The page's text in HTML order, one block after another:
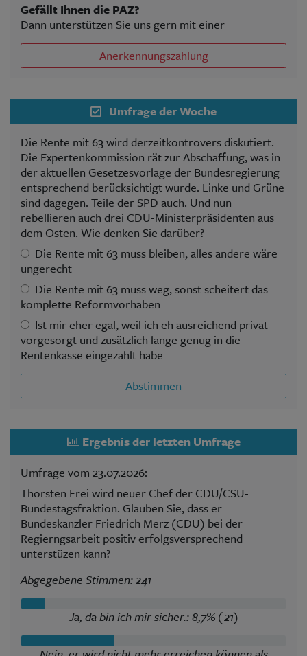
Gefällt Ihnen die PAZ?
Dann unterstützen Sie uns gern mit einer
Anerkennungszahlung
Umfrage der Woche
Die Rente mit 63 wird derzeitkontrovers diskutiert.
Die Expertenkommission rät zur Abschaffung, was in
der aktuellen Gesetzesvorlage der Bundesregierung
entsprechend berücksichtigt wurde. Linke und Grüne
sind dagegen. Teile der SPD auch. Und nun
rebellieren auch drei CDU-Ministerpräsidenten aus
dem Osten. Wie denken Sie darüber?
Die Rente mit 63 muss bleiben, alles andere wäre
ungerecht
Die Rente mit 63 muss weg, sonst scheitert das
komplette Reformvorhaben
Ist mir eher egal, weil ich eh ausreichend privat
vorgesorgt und zusätzlich lange genug in die
Rentenkasse eingezahlt habe
Abstimmen
Ergebnis der letzten Umfrage
Umfrage vom 23.07.2026:
Thorsten Frei wird neuer Chef der CDU/CSU-
Bundestagsfraktion. Glauben Sie, dass er
Bundeskanzler Friedrich Merz (CDU) bei der
Regierngsarbeit positiv erfolgsversprechend
unterstüzen kann?
Abgegebene Stimmen: 241
Ja, da bin ich mir sicher.: 8,7% (21)